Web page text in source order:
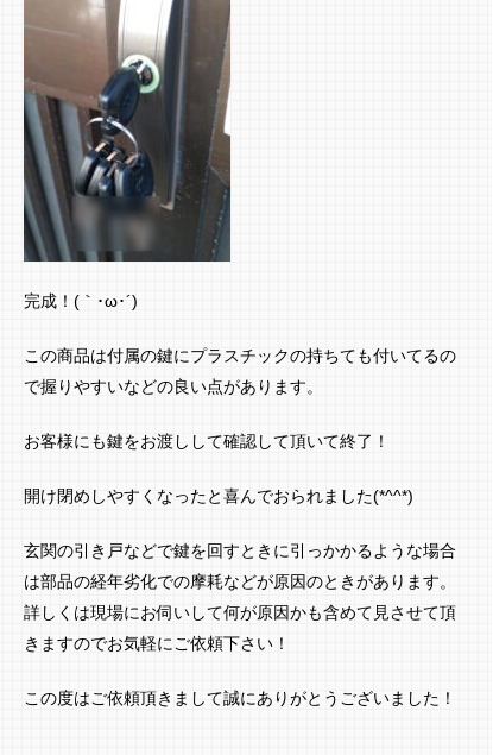
完成！(｀･ω･´)ゞ
この商品は付属の鍵にプラスチックの持ちても付いてるの
で握りやすいなどの良い点があります。
お客様にも鍵をお渡しして確認して頂いて終了！
開け閉めしやすくなったと喜んでおられました(*^^*)
玄関の引き戸などで鍵を回すときに引っかかるような場合
は部品の経年劣化での摩耗などが原因のときがあります。
詳しくは現場にお伺いして何が原因かも含めて見させて頂
きますのでお気軽にご依頼下さい！
この度はご依頼頂きまして誠にありがとうございました！